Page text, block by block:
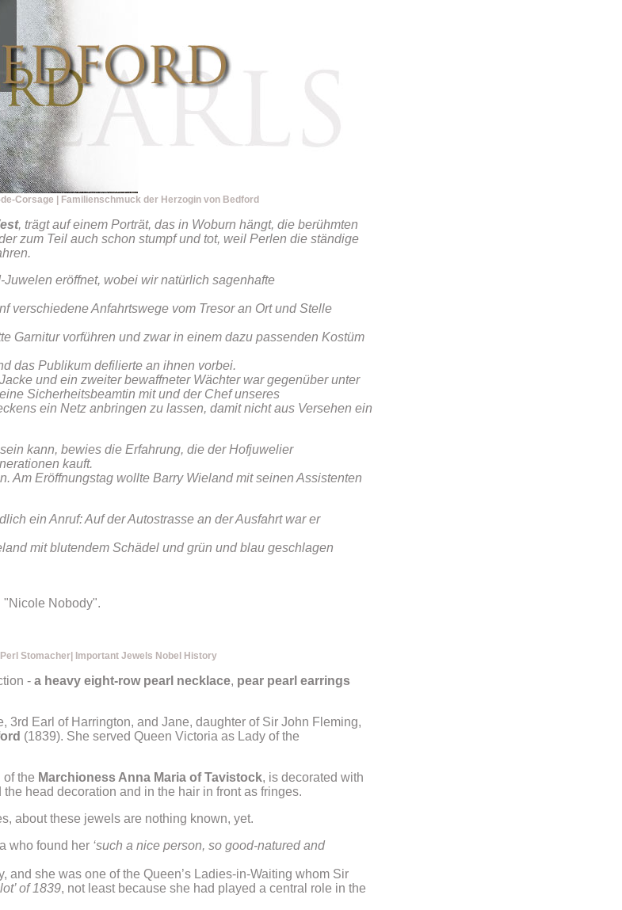
Corsage | Familienschmuck der Herzogin von Bedford
, trägt auf einem Porträt, das in Woburn hängt, die berühmten
zum Teil auch schon stumpf und tot, weil Perlen die ständige
eröffnet, wobei wir natürlich sagenhafte
verschiedene Anfahrtswege vom Tresor an Ort und Stelle
Garnitur vorführen und zwar in einem dazu passenden Kostüm
das Publikum defilierte an ihnen vorbei.
und ein zweiter bewaffneter Wächter war gegenüber unter
Sicherheitsbeamtin mit und der Chef unseres
ein Netz anbringen zu lassen, damit nicht aus Versehen ein
kann, bewies die Erfahrung, die der Hofjuwelier
kauft.
Am Eröffnungstag wollte Barry Wieland mit seinen Assistenten
ein Anruf: Auf der Autostrasse an der Ausfahrt war er
mit blutendem Schädel und grün und blau geschlagen
"Nicole Nobody".
Stomacher| Important Jewels Nobel History
- a heavy eight-row pearl necklace, pear pearl earrings
3rd Earl of Harrington, and Jane, daughter of Sir John Fleming,
(1839). She served Queen Victoria as Lady of the
the Marchioness Anna Maria of Tavistock, is decorated with
head decoration and in the hair in front as fringes.
about these jewels are nothing known, yet.
who found her ‘such a nice person, so good-natured and
and she was one of the Queen’s Ladies-in-Waiting whom Sir
of 1839, not least because she had played a central role in the